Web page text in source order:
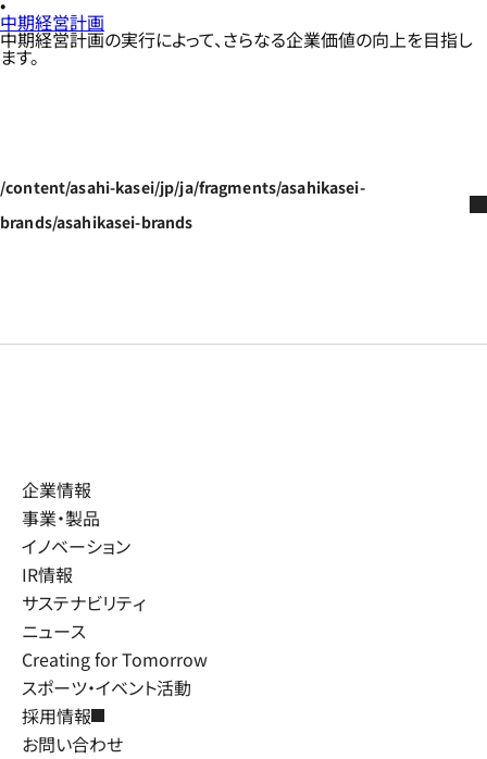
中期経営計画
中期経営計画の実行によって、さらなる企業価値の向上を目指し
ます。
/content/asahi-kasei/jp/ja/fragments/asahikasei-
brands/asahikasei-brands
企業情報
事業・製品
イノベーション
IR情報
サステナビリティ
ニュース
Creating for Tomorrow
スポーツ・イベント活動
採用情報
お問い合わせ